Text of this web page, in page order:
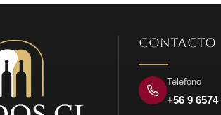
CONTACTO
Teléfono
+56 9 6574